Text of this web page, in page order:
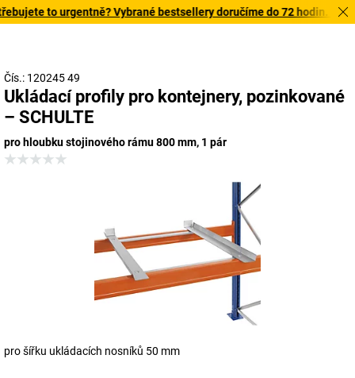
to urgentně? Vybrané bestsellery doručíme do 72 hodin.
Čís.: 120245 49
Ukládací profily pro kontejnery, pozinkované
– SCHULTE
pro hloubku stojinového rámu 800 mm, 1 pár
pro šířku ukládacích nosníků 50 mm